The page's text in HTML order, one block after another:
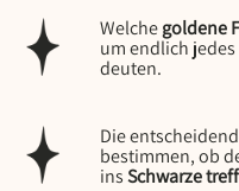
Welchegoldene
um endlich
deuten.
Die
bestimmen, ob
insSchwarze